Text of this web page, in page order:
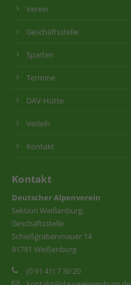
Verein
Geschäftsstelle
Sparten
Termine
DAV-Hütte
Verleih
Kontakt
Kontakt
Deutscher Alpenverein
Sektion Weißenburg,
Geschäftsstelle
Schießgrabenmauer 14
91781 Weißenburg
(0 91 41) 7 30 20